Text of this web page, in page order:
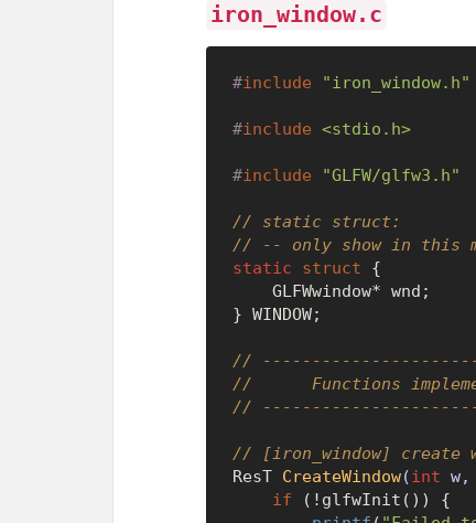
iron_window.c
#include "iron_window.h"
#include <stdio.h>
#include "GLFW/glfw3.h"
// static struct:
// -- only show in this
static
struct {
} WINDOW;
//
//      Functions
//
// [iron_window] create
ResT CreateWindow(int w,
if (!glfwInit()) {